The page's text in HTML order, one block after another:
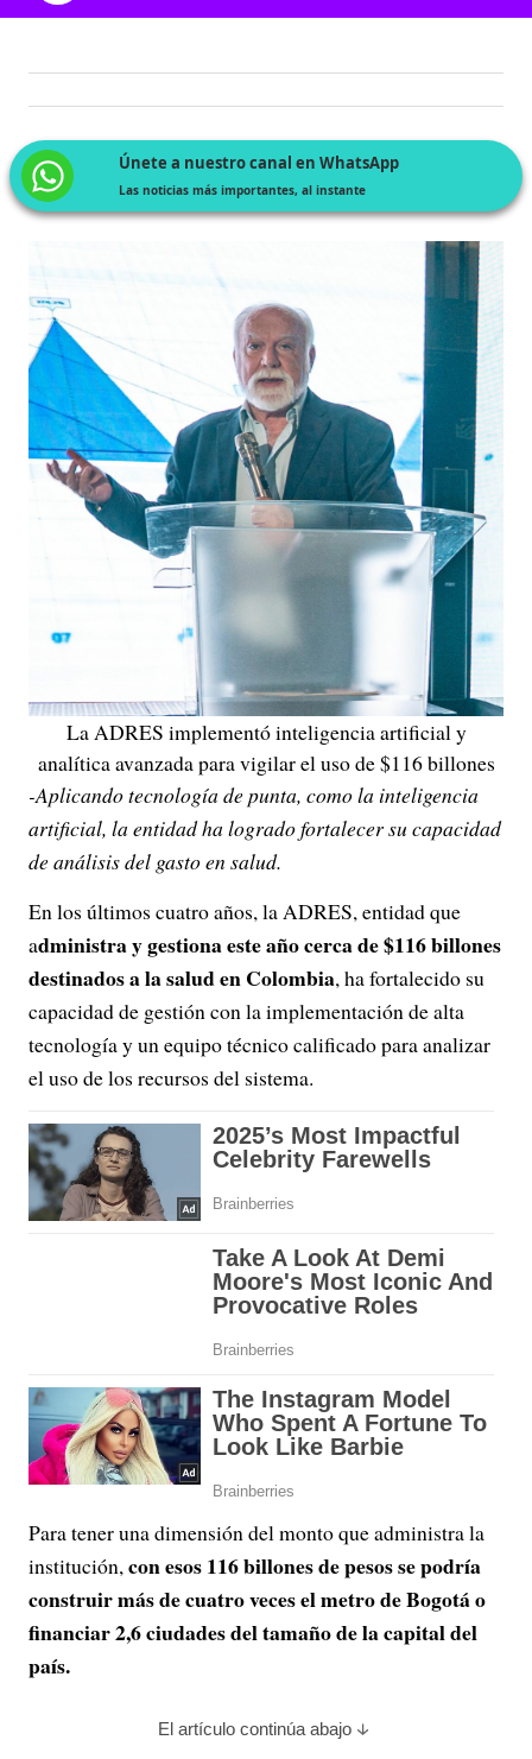
Únete a nuestro canal en WhatsApp
Las noticias más importantes, al instante
La ADRES implementó inteligencia artificial y
analítica avanzada para vigilar el uso de $116 billones
-Aplicando tecnología de punta, como la inteligencia
artificial, la entidad ha logrado fortalecer su capacidad
de análisis del gasto en salud.
En los últimos cuatro años, la ADRES, entidad que
administra y gestiona este año cerca de $116 billones
destinados a la salud en Colombia, ha fortalecido su
capacidad de gestión con la implementación de alta
tecnología y un equipo técnico calificado para analizar
el uso de los recursos del sistema.
Para tener una dimensión del monto que administra la
institución,con esos 116 billones de pesos se podría
construir más de cuatro veces el metro de Bogotá o
financiar 2,6 ciudades del tamaño de la capital del
país.
El artículo continúa abajo